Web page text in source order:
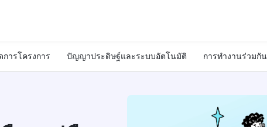
การโครงการ ปัญญาประดิษฐ์และระบบอัตโนมัติ การทำงานร่วมกั